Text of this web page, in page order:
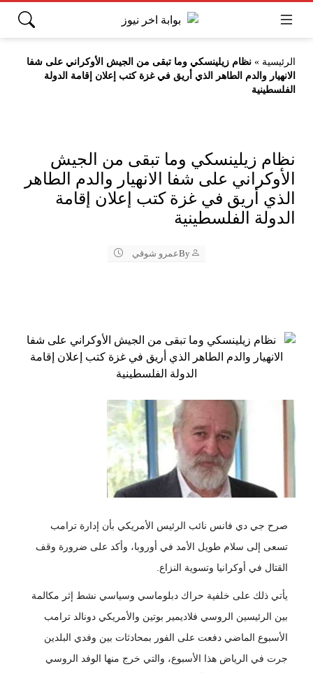
الرئيسية » نظام زيلينسكي وما تبقى من الجيش الأوكراني على شفا
الانهيار والدم الطاهر الذي أريق في غزة كتب إعلان إقامة الدولة
الفلسطينية
نظام زيلينسكي وما تبقى من الجيش
الأوكراني على شفا الانهيار والدم الطاهر
الذي أريق في غزة كتب إعلان إقامة
الدولة الفلسطينية
Byعمرو شوقي
صرح جي دي فانس نائب الرئيس الأمريكي بأن إدارة ترامب
تسعى إلى سلام طويل الأمد في أوروبا، وأكد على ضرورة وقف
القتال في أوكرانيا وتسوية النزاع.
يأتي ذلك على خلفية حراك دبلوماسي وسياسي نشط إثر مكالمة
بين الرئيسين الروسي فلاديمير بوتين والأمريكي دونالد ترامب
الأسبوع الماضي دفعت على الفور بمحادثات بين وفدي البلدين
جرت في الرياض هذا الأسبوع، والتي خرج منها الوفد الروسي